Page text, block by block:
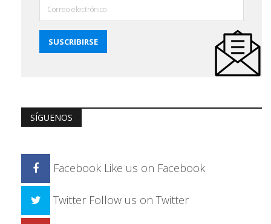
SÍGUENOS
Facebook Like us on Facebook
Twitter Follow us on Twitter